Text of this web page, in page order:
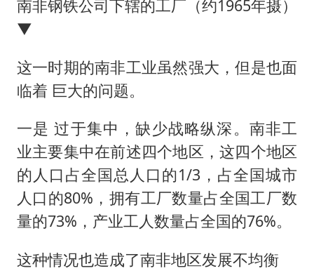
南非钢铁公司下辖的工厂（约1965年摄）
▼
这一时期的南非工业虽然强大，但是也面
临着 巨大的问题。
一是 过于集中，缺少战略纵深。南非工
业主要集中在前述四个地区，这四个地区
的人口占全国总人口的1/3，占全国城市
人口的80%，拥有工厂数量占全国工厂数
量的73%，产业工人数量占全国的76%。
这种情况也造成了南非地区发展不均衡